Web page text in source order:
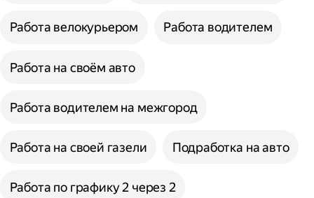
Работа велокурьером Работа водителем
Работа на своём авто
Работа водителем на межгород
Работа на своей газели Подработка на авто
Работа по графику 2 через 2